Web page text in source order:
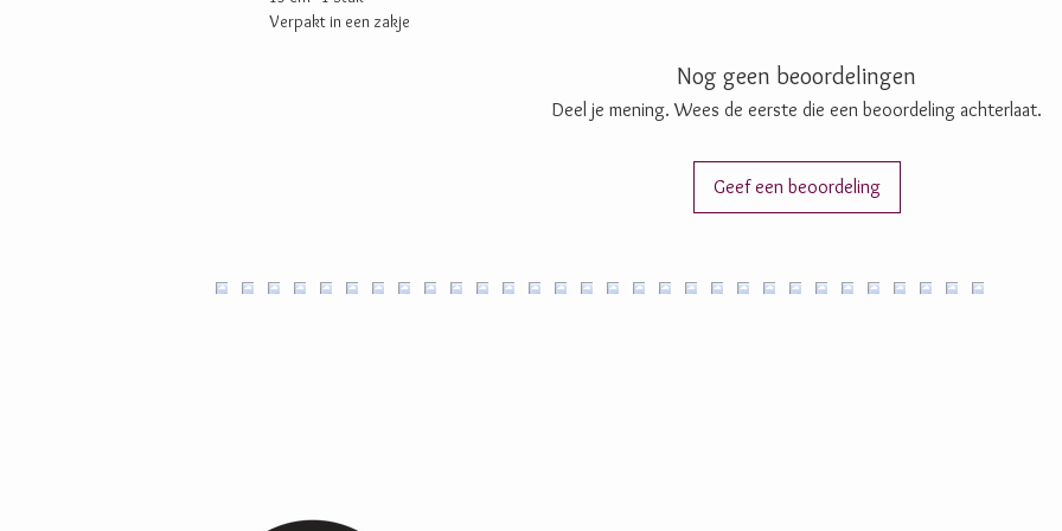
Verpakt in een zakje
Nog geen beoordelingen
Deel je mening. Wees de eerste die een beoordeling achterlaat.
Geef een beoordeling